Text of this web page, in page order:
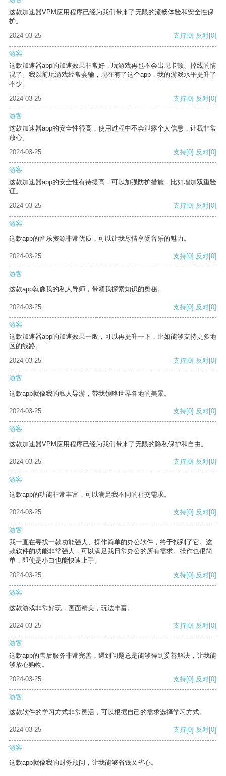
这款加速器VPM应用程序已经为我们带来了无限的流畅体验和安全性保
护。
2024-03-25
支持[0] 反对[0]
游客
这款加速器app的加速效果非常好，玩游戏再也不会出现卡顿、掉线的情
况了。我以前玩游戏经常会输，现在有了这个app，我的游戏水平提升了
不少。
2024-03-25
支持[0] 反对[0]
游客
这款加速器app的安全性很高，使用过程中不会泄露个人信息，让我非常
放心。
2024-03-25
支持[0] 反对[0]
游客
这款加速器app的安全性有待提高，可以加强防护措施，比如增加双重验
证。
2024-03-25
支持[0] 反对[0]
游客
这款app的音乐资源非常优质，可以让我尽情享受音乐的魅力。
2024-03-25 支持[0] 反对[0]
游客
这款app就像我的私人导师，带领我探索知识的奥秘。
2024-03-25 支持[0] 反对[0]
游客
这款加速器app的加速效果一般，可以再提升一下，比如能够支持更多地
区的线路。
2024-03-25
支持[0] 反对[0]
游客
这款app就像我的私人导游，带我领略世界各地的美景。
2024-03-25 支持[0] 反对[0]
游客
这款加速器VPM应用程序已经为我们带来了无限的隐私保护和自由。
2024-03-25 支持[0] 反对[0]
游客
这款app的功能非常丰富，可以满足我不同的社交需求。
2024-03-25 支持[0] 反对[0]
游客
我一直在寻找一款功能强大、操作简单的办公软件，终于找到了它。这
款软件的功能非常强大，可以满足我日常办公的所有需求。操作也很简
单，即使是小白也能快速上手。
2024-03-25
支持[0] 反对[0]
游客
这款游戏非常好玩，画面精美，玩法丰富。
2024-03-25 支持[0] 反对[0]
游客
这款app的售后服务非常完善，遇到问题总是能够得到妥善解决，让我能
够放心购物。
2024-03-25
支持[0] 反对[0]
游客
这款软件的学习方式非常灵活，可以根据自己的需求选择学习方式。
2024-03-25 支持[0] 反对[0]
游客
这款app就像我的财务顾问，让我能够省钱又省心。